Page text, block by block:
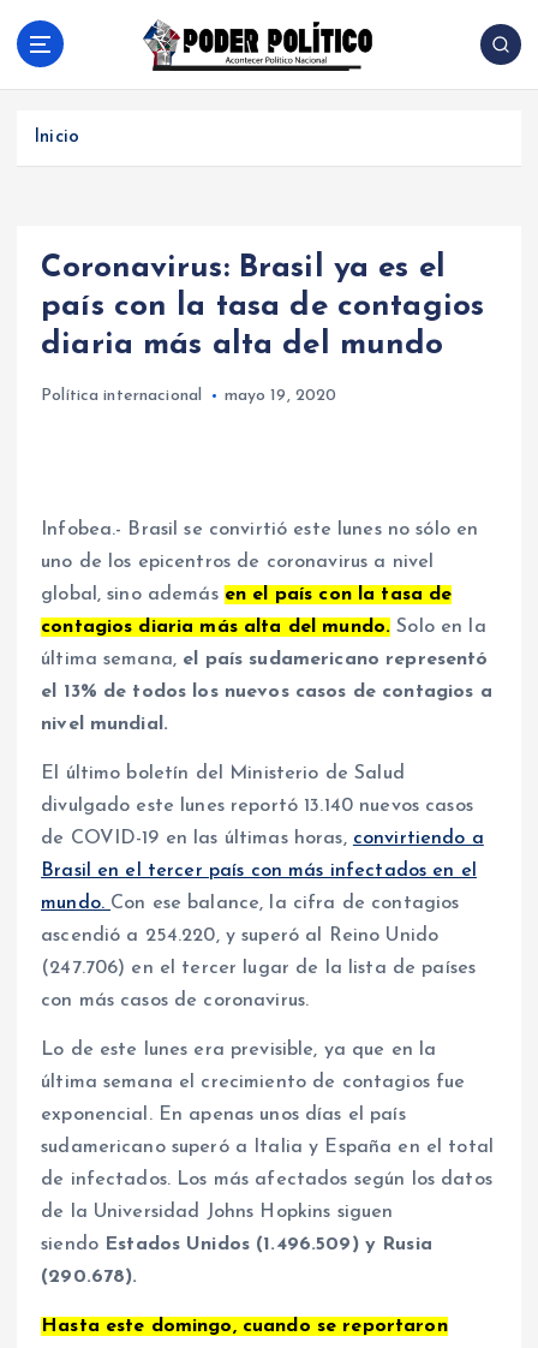
Acontecer Politico Nacional
Inicio
Coronavirus: Brasil ya es el
país con la tasa de contagios
diaria más alta del mundo
Política internacional mayo 19, 2020
Infobea.- Brasil se convirtió este lunes no sólo en
uno de los epicentros de coronavirus a nivel
global, sino además en el país con la tasa de
contagios diaria más alta del mundo. Solo en la
última semana, el país sudamericano representó
el 13% de todos los nuevos casos de contagios a
nivel mundial.
El último boletín del Ministerio de Salud
divulgado este lunes reportó 13.140 nuevos casos
de COVID-19 en las últimas horas, convirtiendo a
Brasil en el tercer país con más infectados en el
mundo. Con ese balance, la cifra de contagios
ascendió a 254.220, y superó al Reino Unido
(247.706) en el tercer lugar de la lista de países
con más casos de coronavirus.
Lo de este lunes era previsible, ya que en la
última semana el crecimiento de contagios fue
exponencial. En apenas unos días el país
sudamericano superó a Italia y España en el total
de infectados. Los más afectados según los datos
de la Universidad Johns Hopkins siguen
siendoEstados Unidos (1.496.509) y Rusia
(290.678).
Hasta este domingo, cuando se reportaron